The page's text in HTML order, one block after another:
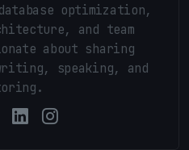
optimization,
and team
about sharing
speaking, and